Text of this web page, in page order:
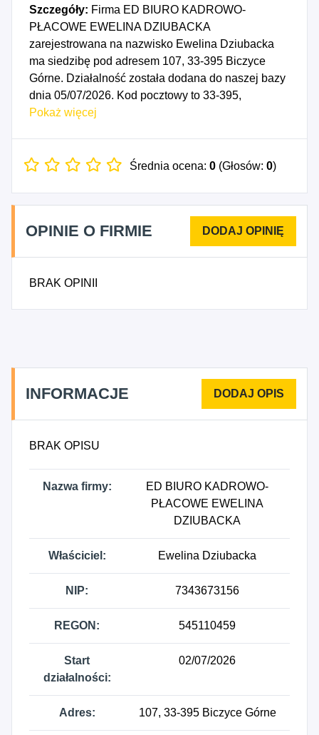
Szczegóły: Firma ED BIURO KADROWO-
PŁACOWE EWELINA DZIUBACKA
zarejestrowana na nazwisko Ewelina Dziubacka
ma siedzibę pod adresem 107, 33-395 Biczyce
Górne. Działalność została dodana do naszej bazy
dnia 05/07/2026. Kod pocztowy to 33-395,
województwo MAŁOPOLSKIE, powiat
dla firmy ED BIURO KADROWO-PŁACOWE
na dzień 02/07/2026. Wybrane kody PKD to: 4100A
- Roboty budowlane związane ze wznoszeniem
budynków mieszkalnych, 4334Z - Malowanie i
budowlanych wykończeniowych, 6920A -
Pokaż więcej
Średnia ocena: 0 (Głosów: 0)
OPINIE O FIRMIE
BRAK OPINII
INFORMACJE
BRAK OPISU
Nazwa firmy:
ED BIURO KADROWO-
PŁACOWE EWELINA
DZIUBACKA
Właściciel: Ewelina Dziubacka
NIP: 7343673156
REGON: 545110459
Start
działalności:
02/07/2026
Adres: 107, 33-395 Biczyce Górne